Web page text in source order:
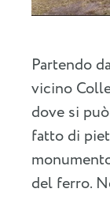
Partendo
vicino
dove si
fatto di
del ferro.